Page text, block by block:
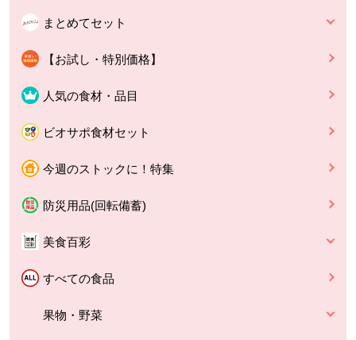
まとめてセット
【お試し・特別価格】
人気の食材・品目
ビオサポ食材セット
今週のストックに！特集
防災用品(回転備蓄)
美食百彩
すべての食品
果物・野菜